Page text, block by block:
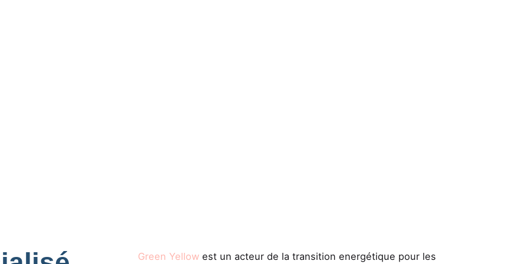
Green Yellow est un acteur de la transition energétique pour les